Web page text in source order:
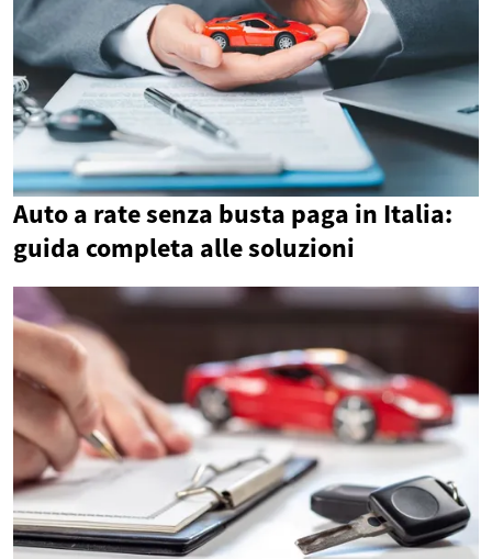
Auto a rate senza busta paga in Italia:
guida completa alle soluzioni